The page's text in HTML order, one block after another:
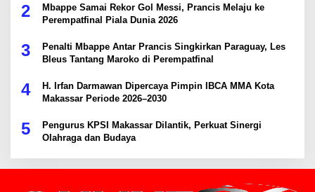
2
Mbappe Samai Rekor Gol Messi, Prancis Melaju ke
Perempatfinal Piala Dunia 2026
3
Penalti Mbappe Antar Prancis Singkirkan Paraguay, Les
Bleus Tantang Maroko di Perempatfinal
4
H. Irfan Darmawan Dipercaya Pimpin IBCA MMA Kota
Makassar Periode 2026–2030
5
Pengurus KPSI Makassar Dilantik, Perkuat Sinergi
Olahraga dan Budaya